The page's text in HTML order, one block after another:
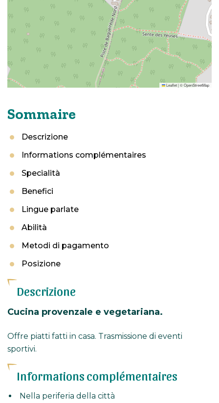
Sommaire
Descrizione
Informations complémentaires
Specialità
Benefici
Lingue parlate
Abilità
Metodi di pagamento
Posizione
Descrizione
Cucina provenzale e vegetariana.
Offre piatti fatti in casa. Trasmissione di eventi
sportivi.
Informations complémentaires
Nella periferia della città
Leaflet|©OpenStreetMap